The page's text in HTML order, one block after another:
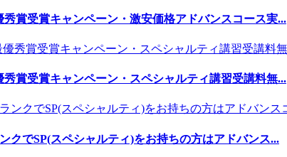
賞受賞キャンペーン・激安価格アドバンスコース実...
賞受賞キャンペーン・スペシャルティ講習受講料無...
クでSP(スペシャルティ)をお持ちの方はアドバンス...